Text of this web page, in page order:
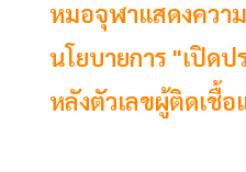
หมอจุฬาแสดงควา
นโยบายการ "เปิด
หลังตัวเลขผู้ติดเชื้อ